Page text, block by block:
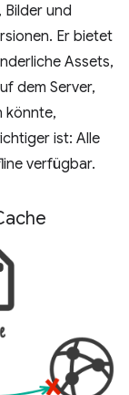
Bilder und
Er bietet
Assets,
dem Server,
könnte,
ist: Alle
verfügbar.